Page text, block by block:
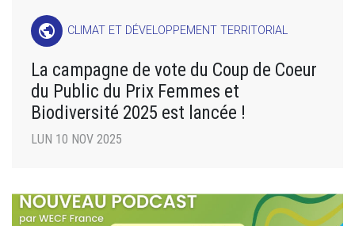
public CLIMAT ET DÉVELOPPEMENT TERRITORIAL
La campagne de vote du Coup de Coeur
du Public du Prix Femmes et
Biodiversité 2025 est lancée !
LUN 10 NOV 2025